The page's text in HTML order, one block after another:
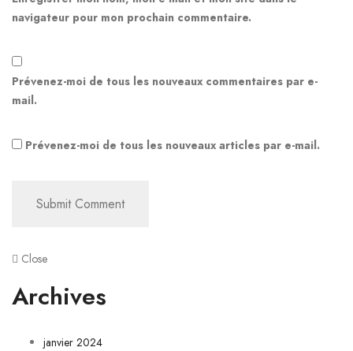
navigateur pour mon prochain commentaire.
Prévenez-moi de tous les nouveaux commentaires par e-
mail.
Prévenez-moi de tous les nouveaux articles par e-mail.
Close
Archives
janvier 2024